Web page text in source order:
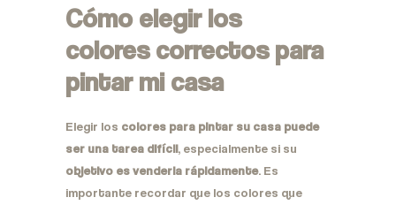
Cómo elegir los
colores correctos para
pintar mi casa
Elegir los colores para pintar su casa puede
ser una tarea difícil, especialmente si su
objetivo es venderla rápidamente. Es
importante recordar que los colores que